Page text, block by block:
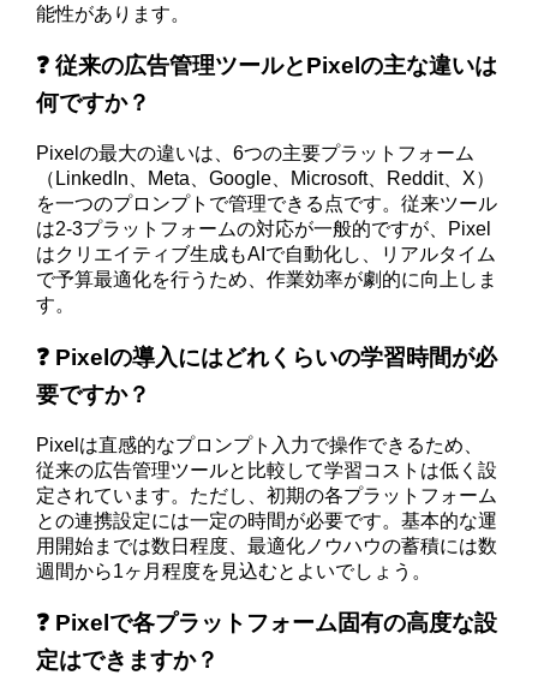
能性があります。
❓ 従来の広告管理ツールとPixelの主な違いは
何ですか？
Pixelの最大の違いは、6つの主要プラットフォーム
（LinkedIn、Meta、Google、Microsoft、Reddit、X）
を一つのプロンプトで管理できる点です。従来ツール
は2-3プラットフォームの対応が一般的ですが、Pixel
はクリエイティブ生成もAIで自動化し、リアルタイム
で予算最適化を行うため、作業効率が劇的に向上しま
す。
❓ Pixelの導入にはどれくらいの学習時間が必
要ですか？
Pixelは直感的なプロンプト入力で操作できるため、
従来の広告管理ツールと比較して学習コストは低く設
定されています。ただし、初期の各プラットフォーム
との連携設定には一定の時間が必要です。基本的な運
用開始までは数日程度、最適化ノウハウの蓄積には数
週間から1ヶ月程度を見込むとよいでしょう。
❓ Pixelで各プラットフォーム固有の高度な設
定はできますか？